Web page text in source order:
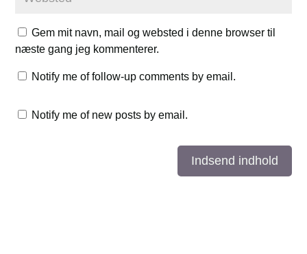
Gem mit navn, mail og websted i denne browser til
næste gang jeg kommenterer.
Notify me of follow-up comments by email.
Notify me of new posts by email.
Indsend indhold